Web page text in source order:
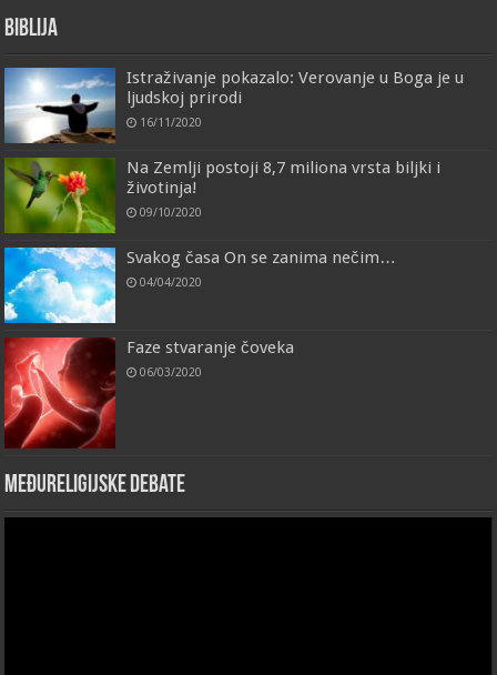
Biblija
Istraživanje pokazalo: Verovanje u Boga je u
ljudskoj prirodi
16/11/2020
Na Zemlji postoji 8,7 miliona vrsta biljki i
životinja!
09/10/2020
Svakog časa On se zanima nečim…
04/04/2020
Faze stvaranje čoveka
06/03/2020
Međureligijske debate